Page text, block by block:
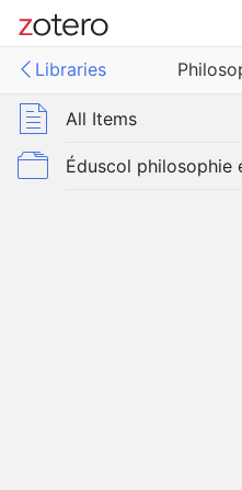
Site navigation
Libraries
Web library
Eduscol
All Items
Éduscol philosophie